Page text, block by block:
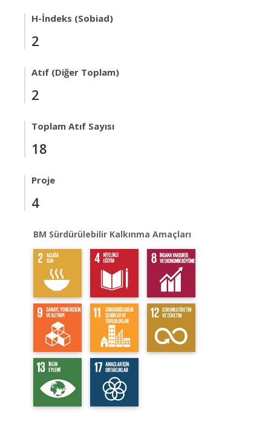
H-İndeks (Sobiad)
2
Atıf (Diğer Toplam)
2
Toplam Atıf Sayısı
18
Proje
4
BM Sürdürülebilir Kalkınma Amaçları